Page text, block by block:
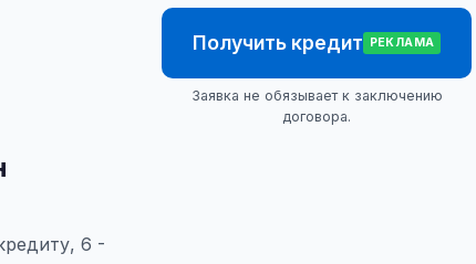
6 -
Получить кредит РЕКЛАМА
Заявка не обязывает к заключению
договора.